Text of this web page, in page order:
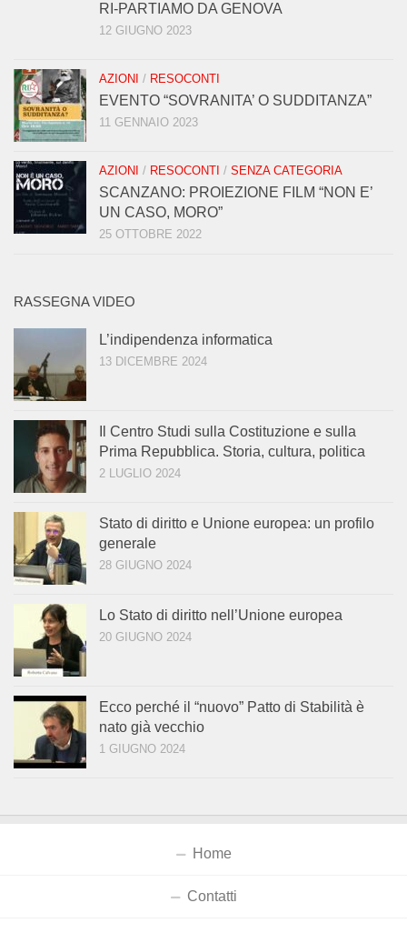
RI-PARTIAMO DA GENOVA
12 GIUGNO 2023
AZIONI / RESOCONTI
EVENTO “SOVRANITA’ O SUDDITANZA”
11 GENNAIO 2023
AZIONI / RESOCONTI / SENZA CATEGORIA
SCANZANO: PROIEZIONE FILM “NON E’
UN CASO, MORO”
25 OTTOBRE 2022
RASSEGNA VIDEO
L’indipendenza informatica
13 DICEMBRE 2024
Il Centro Studi sulla Costituzione e sulla
Prima Repubblica. Storia, cultura, politica
2 LUGLIO 2024
Stato di diritto e Unione europea: un profilo
generale
28 GIUGNO 2024
Lo Stato di diritto nell’Unione europea
20 GIUGNO 2024
Ecco perché il “nuovo” Patto di Stabilità è
nato già vecchio
1 GIUGNO 2024
Home
Contatti